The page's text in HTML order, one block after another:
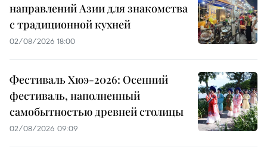
направлений Азии для знакомства
с традиционной кухней
02/08/2026 18:00
Фестиваль Хюэ-2026: Осенний
фестиваль, наполненный
самобытностью древней столицы
02/08/2026 09:09